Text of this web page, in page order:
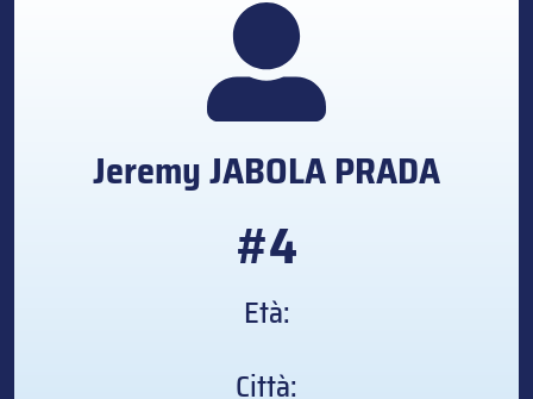
JeremyJABOLA PRADA
#4
Età:
Città: